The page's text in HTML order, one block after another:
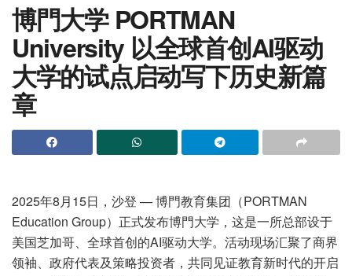
博門大学 PORTMAN
University 以全球首创AI驱动
大学的试点启动写下历史新篇
章
2025年8月15日，沙登 — 博門教育集团（PORTMAN
Education Group）正式发布博門大学，这是一所总部设于
美国芝加哥、全球首创的AI驱动大学。活动现场汇聚了商界
领袖、政府代表及策略投资者，共同见证教育新时代的开启